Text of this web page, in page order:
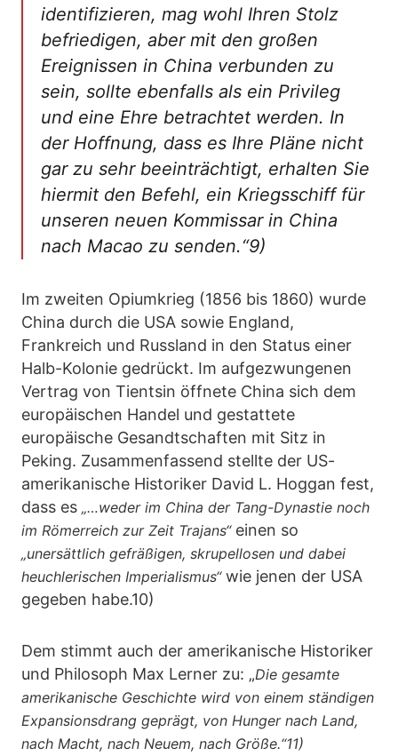
identifizieren, mag wohl Ihren Stolz
befriedigen, aber mit den großen
Ereignissen in China verbunden zu
sein, sollte ebenfalls als ein Privileg
und eine Ehre betrachtet werden. In
der Hoffnung, dass es Ihre Pläne nicht
gar zu sehr beeinträchtigt, erhalten Sie
hiermit den Befehl, ein Kriegsschiff für
unseren neuen Kommissar in China
nach Macao zu senden.“9)
Im zweiten Opiumkrieg (1856 bis 1860) wurde
China durch die USA sowie England,
Frankreich und Russland in den Status einer
Halb-Kolonie gedrückt. Im aufgezwungenen
Vertrag von Tientsin öffnete China sich dem
europäischen Handel und gestattete
europäische Gesandtschaften mit Sitz in
Peking. Zusammenfassend stellte der US-
amerikanische Historiker David L. Hoggan fest,
dass es „…weder im China der Tang-Dynastie noch
im Römerreich zur Zeit Trajans“ einen so
„unersättlich gefräßigen, skrupellosen und dabei
heuchlerischen Imperialismus“wie jenen der USA
gegeben habe.10)
Dem stimmt auch der amerikanische Historiker
und Philosoph Max Lerner zu: „Die gesamte
amerikanische Geschichte wird von einem ständigen
Expansionsdrang geprägt, von Hunger nach Land,
nach Macht, nach Neuem, nach Größe.“11)